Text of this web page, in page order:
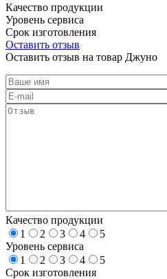
Качество продукции
Уровень сервиса
Срок изготовления
Оставить отзыв
Оставить отзыв на товар Джуно
Качество продукции
1
2 3 4
5
Уровень сервиса
1
2 3 4
5
Срок изготовления